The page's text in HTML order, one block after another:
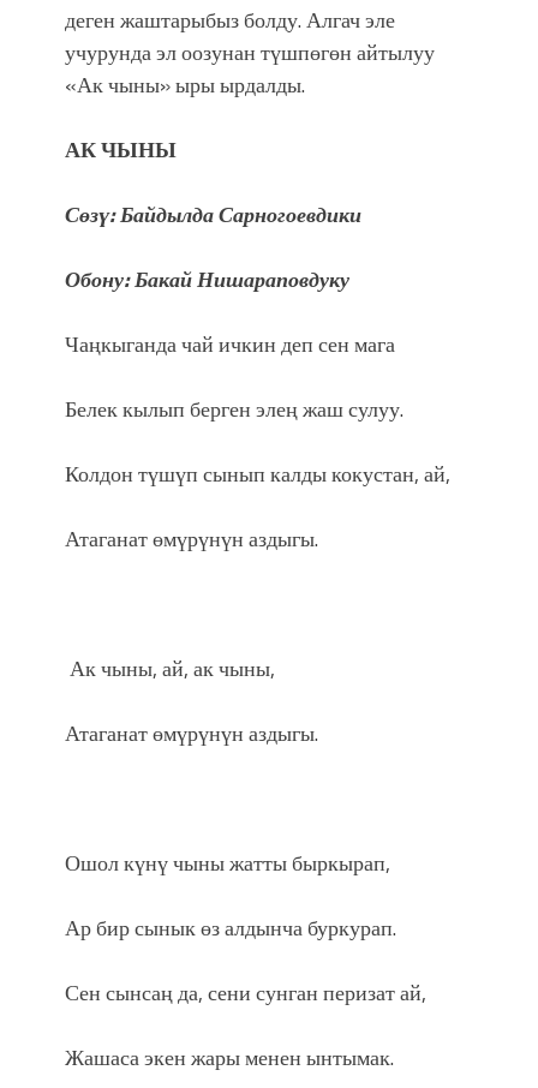
деген жаштарыбыз болду. Алгач эле
учурунда эл оозунан түшпөгөн айтылуу
«Ак чыны» ыры ырдалды.
АК ЧЫНЫ
Сөзү: Байдылда Сарногоевдики
Обону: Бакай Нишараповдуку
Чаңкыганда чай ичкин деп сен мага
Белек кылып берген элең жаш сулуу.
Колдон түшүп сынып калды кокустан, ай,
Атаганат өмүрүнүн аздыгы.
Ак чыны, ай, ак чыны,
Атаганат өмүрүнүн аздыгы.
Ошол күнү чыны жатты быркырап,
Ар бир сынык өз алдынча буркурап.
Сен сынсаң да, сени сунган перизат ай,
Жашаса экен жары менен ынтымак.